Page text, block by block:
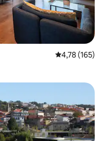
Gemiddelde
4,78 (165)